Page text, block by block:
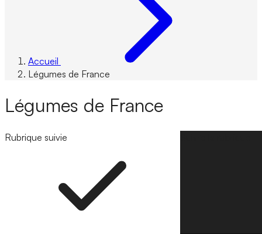
Accueil
Légumes de France
Légumes de France
Rubrique suivie